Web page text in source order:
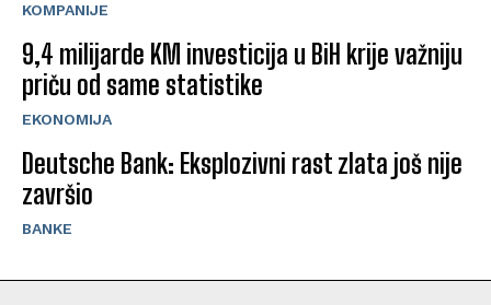
KOMPANIJE
9,4 milijarde KM investicija u BiH krije važniju
priču od same statistike
EKONOMIJA
Deutsche Bank: Eksplozivni rast zlata još nije
završio
BANKE